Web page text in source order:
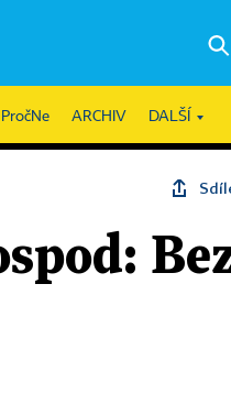
PročNe ARCHIV DALŠÍ